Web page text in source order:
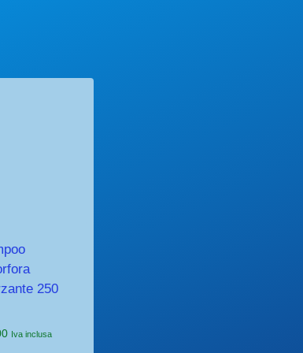
250
Iva inclusa